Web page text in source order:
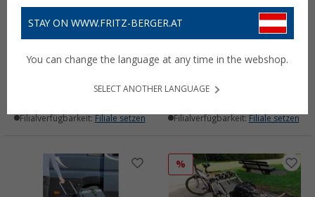
Sitzfunktion
Filialverfügbarkeit: Filiale setzen
Sattelstützen 26 – 32 mm
Filialverfügbarkeit: Filiale setzen
%
STAY ON WWW.FRITZ-BERGER.AT
You can change the language at any time in the webshop.
SELECT ANOTHER LANGUAGE